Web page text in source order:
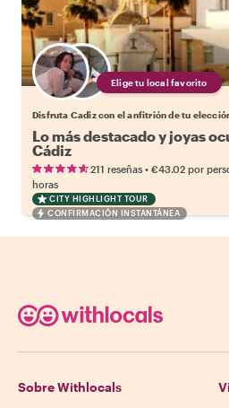
Elige tu local favorito
Disfruta Cadiz con el anfitrión de tu
Lo más destacado y joyas
Cádiz
211 reseñas • €43.02 por
horas
CITY HIGHLIGHT TOUR
CONFIRMACIÓN INSTANTÁNEA
Sobre Withlocals